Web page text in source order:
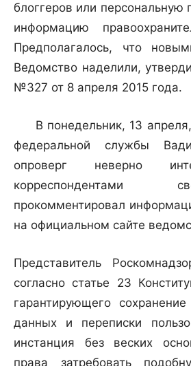
блоггеров или персональную
информацию
Предполагалось, что
Ведомство наделили,
№327 от 8 апреля 2015 года.
В понедельник, 13 апреля,
федеральной службы
опроверг неверно
корреспондентами
прокомментировал
на официальном сайте
Представитель
согласно статье 23
гарантирующего
данных и переписки
инстанция без веских
права затребовать